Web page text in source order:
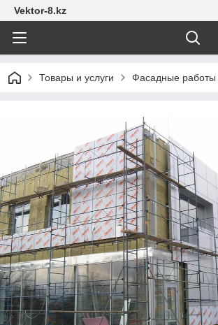
Vektor-8.kz
Товары и услуги Фасадные работы